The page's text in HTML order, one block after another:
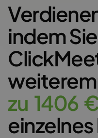
indem Sie
zu 1406